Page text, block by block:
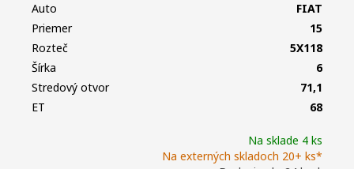
Na sklade 4 ks
Na externých skladoch 20+ ks*
Auto
FIAT
Priemer
15
Rozteč
5X118
Šírka
6
Stredový otvor
71,1
ET
68